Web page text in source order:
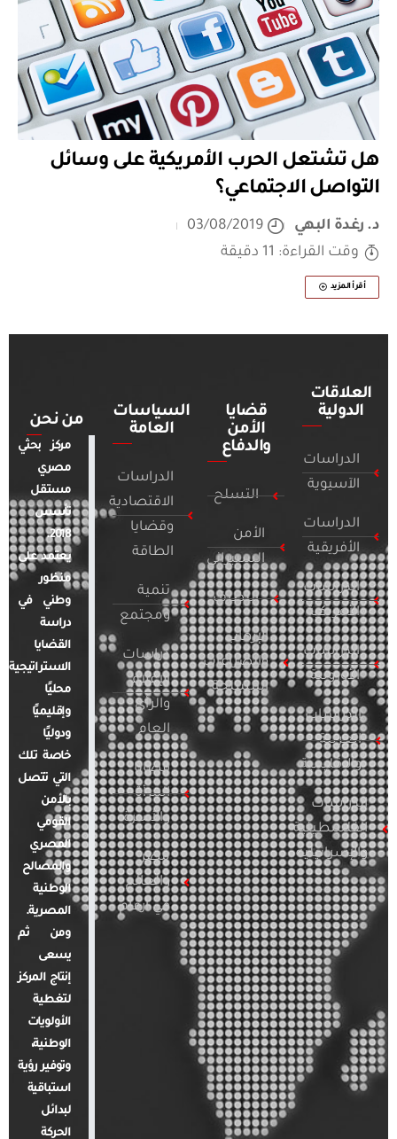
هل تشتعل الحرب الأمريكية على وسائل
التواصل الاجتماعي؟
د. رغدة البهي
03/08/2019
وقت القراءة: 11 دقيقة
أقرأ المزيد
العلاقات
الدولية
الدراسات
الآسيوية
الدراسات
الأفريقية
الدراسات
الأمريكية
الدراسات
الأوروبية
الدراسات
العربية
والإقليمية
الدراسات
الفلسطينية
والإسرائيلية
قضايا
الأمن
والدفاع
التسلح
الأمن
السيبراني
التطرف
الإرهاب
والصراعات
المسلحة
السياسات
العامة
الدراسات
الاقتصادية
وقضايا
الطاقة
تنمية
ومجتمع
دراسات
الإعلام
والرأي
العام
قضايا
المرأة
والأسرة
مصر
والعالم
في أرقام
من نحن
مركز بحثي
مصري
مستقل
تأسس
2018.
يعتمد على
منظور
وطني في
دراسة
القضايا
الاستراتيجية
محليًا
وإقليميًا
ودوليًا
خاصة تلك
التي تتصل
بالأمن
القومي
المصري
والمصالح
الوطنية
المصرية.
ومن ثم
يسعى
إنتاج المركز
لتغطية
الأولويات
الوطنية،
وتوفير رؤية
استباقية
لبدائل
الحركة